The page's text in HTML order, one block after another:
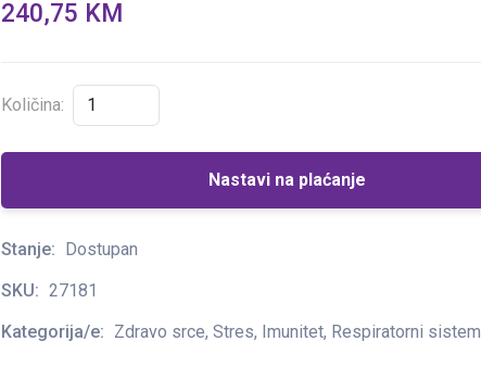
240,75 KM
Količina:
Nastavi na plaćanje
Stanje: Dostupan
SKU: 27181
Kategorija/e: Zdravo srce, Stres, Imunitet, Respiratorni sistem